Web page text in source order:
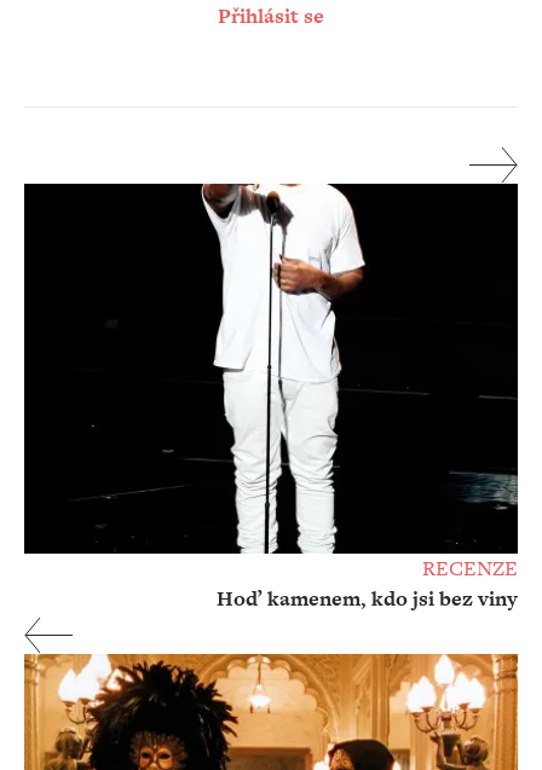
Přihlásit se
RECENZE
Hoď kamenem, kdo jsi bez viny